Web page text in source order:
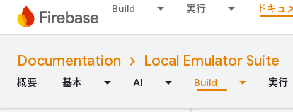
Build 実行 ドキュ
Documentation Local Emulator Suite
概要 基本 AI Build 実行